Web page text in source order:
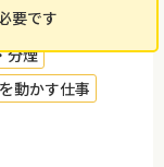
分煙
動かす仕事
要です